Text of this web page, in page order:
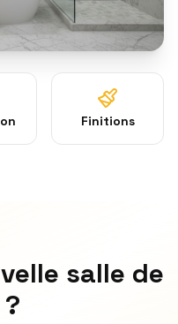
Finitions
salle de